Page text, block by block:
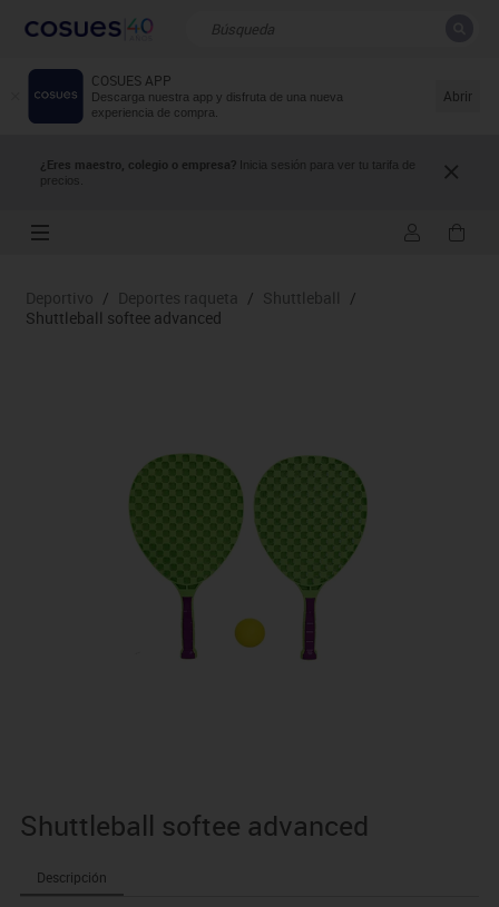
COSUES APP
Descarga nuestra app y disfruta de una nueva
experiencia de compra.
Abrir
¿Eres maestro, colegio o empresa? Inicia sesión para ver tu tarifa de
precios.
Resultados de la búsqueda
Deportivo / Deportes raqueta / Shuttleball
/
Shuttleball softee advanced
Shuttleball softee advanced
Descripción